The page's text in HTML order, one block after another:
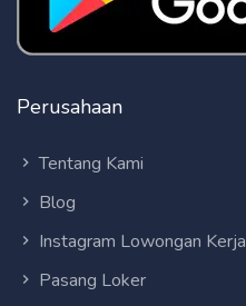
Perusahaan
Tentang Kami
Blog
Instagram Lowongan Kerja
Pasang Loker